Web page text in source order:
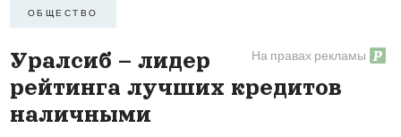
ОБЩЕСТВО
На правах рекламы
Уралсиб – лидер
рейтинга лучших кредитов
наличными